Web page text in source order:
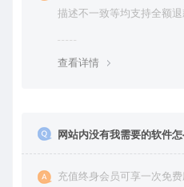
描述不一致等均支持全额退
查看详情
网站内没有我需要的软件怎
充值终身会员可享一次免